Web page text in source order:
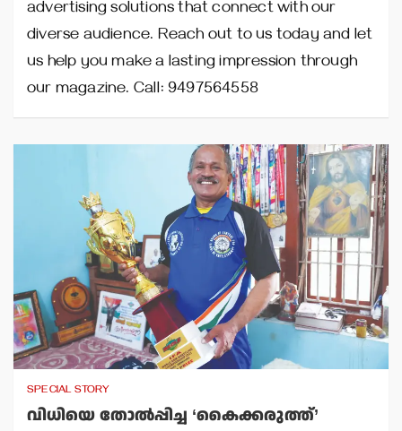
advertising solutions that connect with our
diverse audience. Reach out to us today and let
us help you make a lasting impression through
our magazine. Call: 9497564558
SPECIAL STORY
വിധിയെ തോല്‍പ്പിച്ച ‘കൈക്കരുത്ത്’